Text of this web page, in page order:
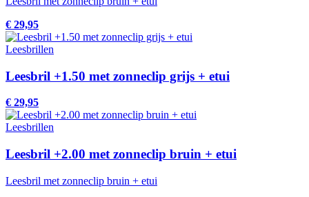
€ 29,95
Leesbrillen
Leesbril +1.50 met zonneclip grijs + etui
€ 29,95
Leesbrillen
Leesbril +2.00 met zonneclip bruin + etui
Leesbril met zonneclip bruin + etui